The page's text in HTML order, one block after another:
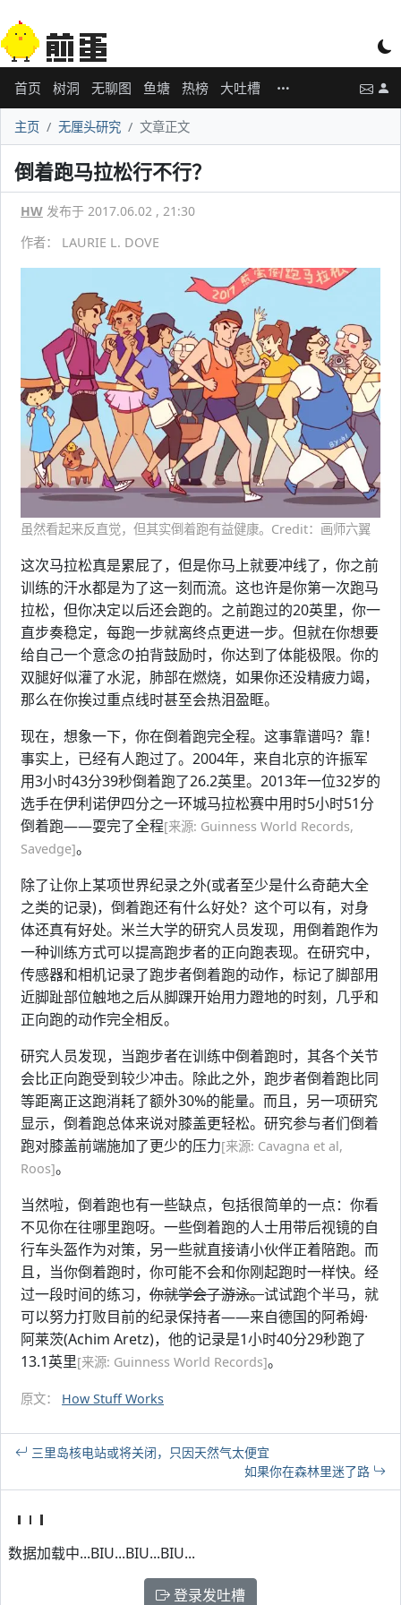
首页 树洞 无聊图 鱼塘 热榜 大吐槽
主页 无厘头研究 文章正文
倒着跑马拉松行不行？
HW 发布于 2017.06.02 , 21:30
作者： LAURIE L. DOVE
虽然看起来反直觉，但其实倒着跑有益健康。Credit：画师六翼
这次马拉松真是累屁了，但是你马上就要冲线了，你之前
训练的汗水都是为了这一刻而流。这也许是你第一次跑马
拉松，但你决定以后还会跑的。之前跑过的20英里，你一
直步奏稳定，每跑一步就离终点更进一步。但就在你想要
给自己一个意念の拍背鼓励时，你达到了体能极限。你的
双腿好似灌了水泥，肺部在燃烧，如果你还没精疲力竭，
那么在你挨过重点线时甚至会热泪盈眶。
现在，想象一下，你在倒着跑完全程。这事靠谱吗？靠！
事实上，已经有人跑过了。2004年，来自北京的许振军
用3小时43分39秒倒着跑了26.2英里。2013年一位32岁的
选手在伊利诺伊四分之一环城马拉松赛中用时5小时51分
倒着跑——耍完了全程[来源: Guinness World Records,
Savedge]。
除了让你上某项世界纪录之外(或者至少是什么奇葩大全
之类的记录)，倒着跑还有什么好处？这个可以有，对身
体还真有好处。米兰大学的研究人员发现，用倒着跑作为
一种训练方式可以提高跑步者的正向跑表现。在研究中，
传感器和相机记录了跑步者倒着跑的动作，标记了脚部用
近脚趾部位触地之后从脚踝开始用力蹬地的时刻，几乎和
正向跑的动作完全相反。
研究人员发现，当跑步者在训练中倒着跑时，其各个关节
会比正向跑受到较少冲击。除此之外，跑步者倒着跑比同
等距离正这跑消耗了额外30%的能量。而且，另一项研究
显示，倒着跑总体来说对膝盖更轻松。研究参与者们倒着
跑对膝盖前端施加了更少的压力[来源: Cavagna et al,
Roos]。
当然啦，倒着跑也有一些缺点，包括很简单的一点：你看
不见你在往哪里跑呀。一些倒着跑的人士用带后视镜的自
行车头盔作为对策，另一些就直接请小伙伴正着陪跑。而
且，当你倒着跑时，你可能不会和你刚起跑时一样快。经
过一段时间的练习， 你就学会了游泳。试试跑个半马，就
可以努力打败目前的纪录保持者——来自德国的阿希姆·
阿莱茨(Achim Aretz)，他的记录是1小时40分29秒跑了
13.1英里[来源: Guinness World Records]。
原文： How Stuff Works
三里岛核电站或将关闭，只因天然气太便宜
如果你在森林里迷了路
数据加载中...BIU...BIU...BIU...
登录发吐槽